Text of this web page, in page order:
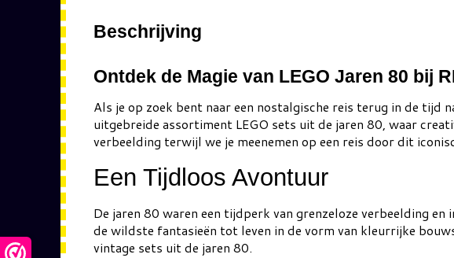
Beschrijving
Ontdek de Magie van LEGO Jaren 80 bij
Als je op zoek bent naar een nostalgische reis terug in de tijd
uitgebreide assortiment LEGO sets uit de jaren 80, waar
verbeelding terwijl we je meenemen op een reis door dit
Een Tijdloos Avontuur
De jaren 80 waren een tijdperk van grenzeloze verbeelding en
de wildste fantasieën tot leven in de vorm van kleurrijke
vintage sets uit de jaren 80.